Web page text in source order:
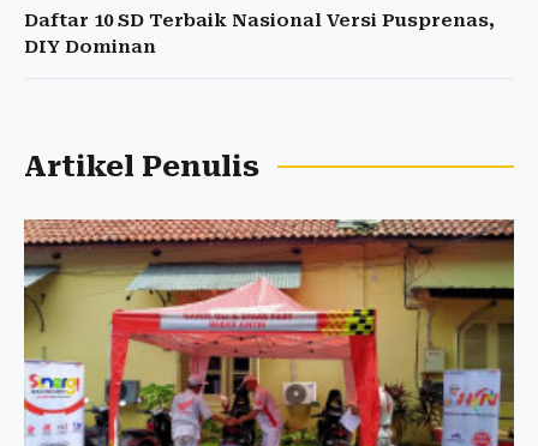
Daftar 10 SD Terbaik Nasional Versi Pusprenas,
DIY Dominan
Artikel Penulis